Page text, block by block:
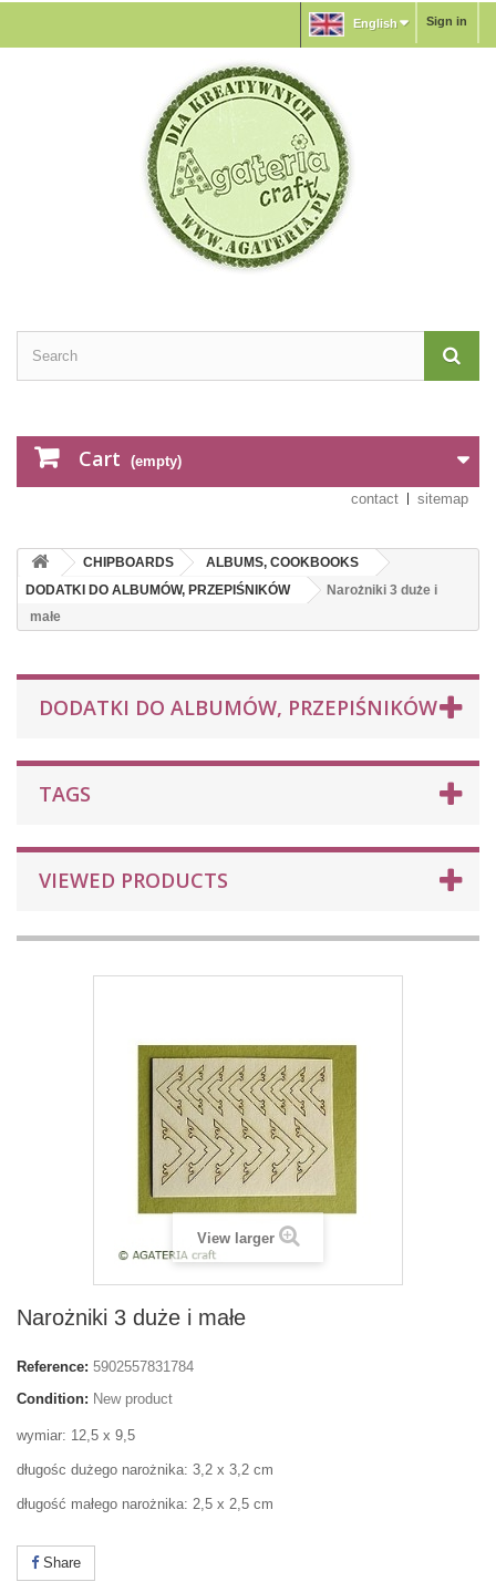
Sign in
English
Cart (empty)
contact sitemap
CHIPBOARDS
ALBUMS, COOKBOOKS
DODATKI DO ALBUMÓW, PRZEPIŚNIKÓW
Narożniki 3 duże i
małe
DODATKI DO ALBUMÓW, PRZEPIŚNIKÓW
TAGS
VIEWED PRODUCTS
View larger
Narożniki 3 duże i małe
Reference: 5902557831784
Condition: New product
wymiar: 12,5 x 9,5
długośc dużego narożnika: 3,2 x 3,2 cm
długość małego narożnika: 2,5 x 2,5 cm
Share